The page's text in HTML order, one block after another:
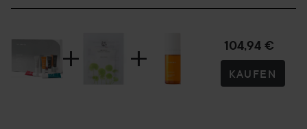
104,94 €
KAUFEN